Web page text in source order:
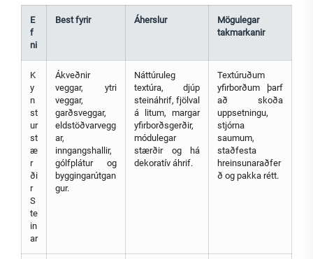
E
f
ni
Best fyrir Áherslur
Mögulegar
takmarkanir
K
y
n
st
ur
st
æ
r
ði
r
S
te
in
ar
Ákveðnir
veggar, ytri
veggar,
garðsveggar,
eldstöðvarvegg
ar,
inngangshallir,
gólfplátur og
byggingarútgan
gur.
Náttúruleg
textúra, djúp
steináhrif, fjölval
á litum, margar
yfirborðsgerðir,
módulegar
stærðir og há
dekoratív áhrif.
Textúruðum
yfirborðum þarf
að skoða
uppsetningu,
stjórna
saumum,
staðfesta
hreinsunaraðfer
ð og pakka rétt.